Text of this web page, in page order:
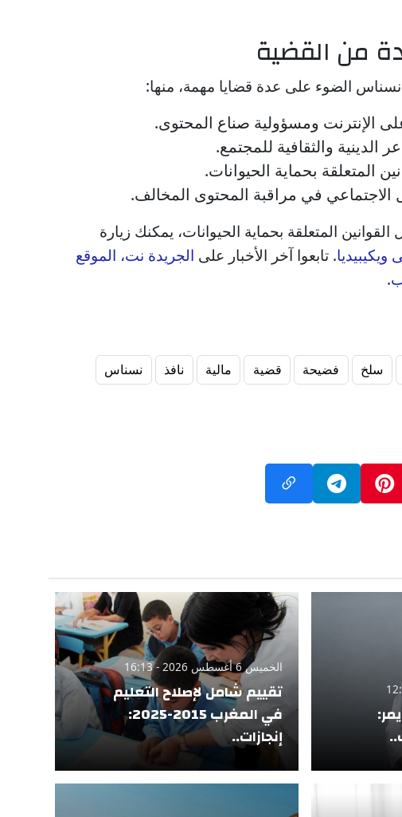
من القضية
الضوء على عدة قضايا مهمة، منها:
الإنترنت ومسؤولية صناع المحتوى.
الدينية والثقافية للمجتمع.
المتعلقة بحماية الحيوانات.
في مراقبة المحتوى المخالف.
المتعلقة بحماية الحيوانات، يمكنك زيارة
. تابعوا آخر الأخبار على الجريدة نت، الموقع
.
سلخ فضيحة قضية مالية نافذ نسناس
الخميس 6 أغسطس 2026 - 16:13
تقييم شامل لإصلاح التعليم
في المغرب 2015-2025:
إنجازات..